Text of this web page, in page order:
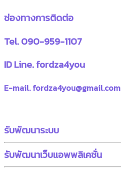
ช่องทางการติดต่อ
Tel. 090-959-1107
ID Line. fordza4you
E-mail. fordza4you@gmail.com
รับพัฒนาระบบ
รับพัฒนาเว็บแอพพลิเคชั่น